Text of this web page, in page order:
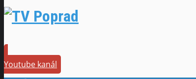
Youtube kanál